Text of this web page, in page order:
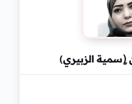
الزبيري)